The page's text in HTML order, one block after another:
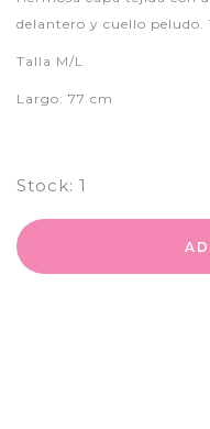
delantero y cuello peludo.
Talla M/L
Largo: 77 cm
Stock: 1